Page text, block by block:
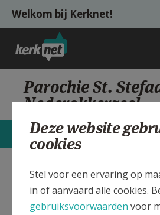
Overslaan en naar de inhoud gaan
Welkom bij Kerknet!
STARTPAGINA
KERK
VIERINGEN
ZOEKEN
HULP
Parochie St.
Nederokkerzeel
STARTPAGINA
Verbergen
Sint Stefaan kerk
Nederokkerzeel
Deze website
cookies
Stel voor een ervaring op
in of aanvaard alle cookies.
gebruiksvoorwaarden voor